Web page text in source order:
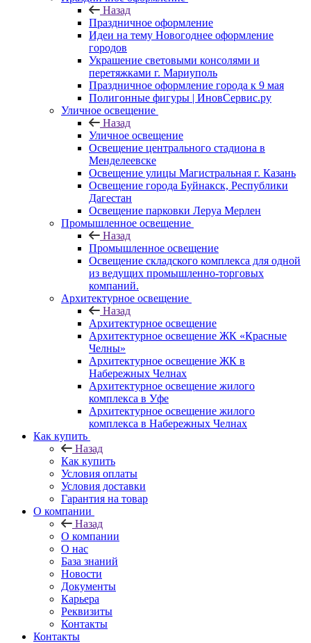
Назад
Праздничное оформление
Идеи на тему Новогоднее оформление
городов
Украшение световыми консолями и
перетяжками г. Мариуполь
Праздничное оформление города к 9 мая
Полигонные фигуры | ИновСервис.ру
Уличное освещение
Назад
Уличное освещение
Освещение центрального стадиона в
Менделеевске
Освещение улицы Магистральная г. Казань
Освещение города Буйнакск, Республики
Дагестан
Освещение парковки Леруа Мерлен
Промышленное освещение
Назад
Промышленное освещение
Освещение складского комплекса для одной
из ведущих промышленно-торговых
компаний.
Архитектурное освещение
Назад
Архитектурное освещение
Архитектурное освещение ЖК «Красные
Челны»
Архитектурное освещение ЖК в
Набережных Челнах
Архитектурное освещение жилого
комплекса в Уфе
Архитектурное освещение жилого
комплекса в Набережных Челнах
Как купить
Назад
Как купить
Условия оплаты
Условия доставки
Гарантия на товар
О компании
Назад
О компании
О нас
База знаний
Новости
Документы
Карьера
Реквизиты
Контакты
Контакты